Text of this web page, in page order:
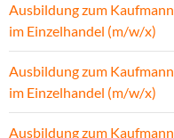
Ausbildung zum Kaufmann
im Einzelhandel (m/w/x)
Ausbildung zum Kaufmann
im Einzelhandel (m/w/x)
Ausbildung zum Kaufmann